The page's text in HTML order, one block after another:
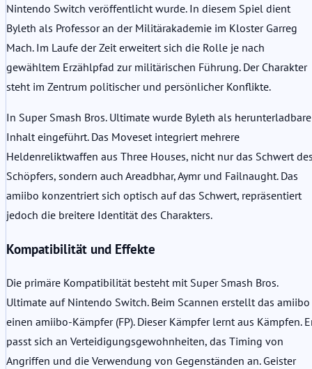
Nintendo Switch veröffentlicht wurde. In diesem Spiel dient
Byleth als Professor an der Militärakademie im Kloster Garreg
Mach. Im Laufe der Zeit erweitert sich die Rolle je nach
gewähltem Erzählpfad zur militärischen Führung. Der Charakter
steht im Zentrum politischer und persönlicher Konflikte.
In Super Smash Bros. Ultimate wurde Byleth als
Inhalt eingeführt. Das Moveset integriert mehrere
Heldenreliktwaffen aus Three Houses, nicht nur das Schwert
Schöpfers, sondern auch Areadbhar, Aymr und Failnaught. Das
amiibo konzentriert sich optisch auf das Schwert, repräsentiert
jedoch die breitere Identität des Charakters.
Kompatibilität und Effekte
Die primäre Kompatibilität besteht mit Super Smash Bros.
Ultimate auf Nintendo Switch. Beim Scannen erstellt das amiibo
einen amiibo-Kämpfer (FP). Dieser Kämpfer lernt aus Kämpfen.
passt sich an Verteidigungsgewohnheiten, das Timing von
Angriffen und die Verwendung von Gegenständen an. Geister